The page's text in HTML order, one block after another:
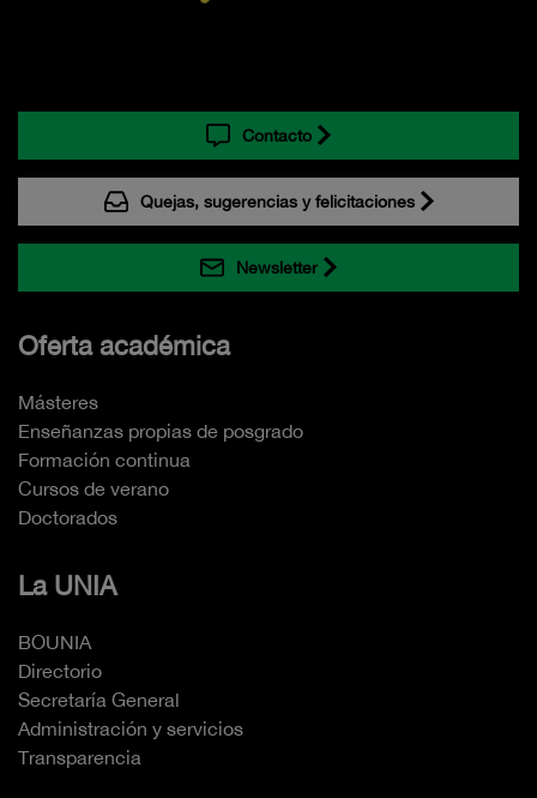
Contacto
Quejas, sugerencias y felicitaciones
Newsletter
Oferta académica
Másteres
Enseñanzas propias de posgrado
Formación continua
Cursos de verano
Doctorados
La UNIA
BOUNIA
Directorio
Secretaría General
Administración y servicios
Transparencia